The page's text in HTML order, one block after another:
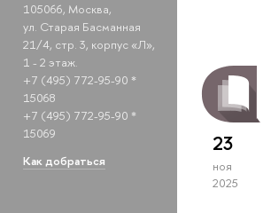
105066, Москва,
ул. Старая Басманная
21/4, стр. 3, корпус «Л»,
1 - 2 этаж.
+7 (495) 772-95-90 *
15068
+7 (495) 772-95-90 *
15069
Как добраться
23
ноя
2025